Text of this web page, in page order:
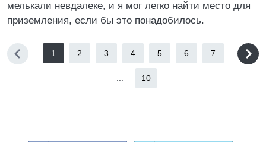
мелькали невдалеке, и я мог легко найти место для
приземления, если бы это понадобилось.
1 2 3 4 5 6 7
10